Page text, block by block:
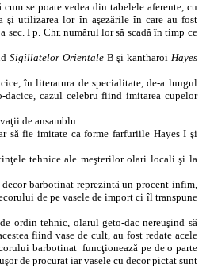
se poate vedea din tabelele aferente, cu
şi utilizarea lor în aşezările în care au fost
I p. Chr. numărul lor să scadă în timp ce
Sigillatelor Orientale B şi kantharoi Hayes
în literatura de specialitate, de-a lungul
dacice, cazul celebru fiind imitarea cupelor
de ansamblu.
să fie imitate ca forme farfuriile Hayes I şi
tehnice ale meşterilor olari locali şi la
barbotinat reprezintă un procent infim,
de pe vasele de import ci îl transpune
ordin tehnic, olarul geto-dac nereuşind să
fiind vase de cult, au fost redate acele
barbotinat funcţionează pe de o parte
de procurat iar vasele cu decor pictat sunt